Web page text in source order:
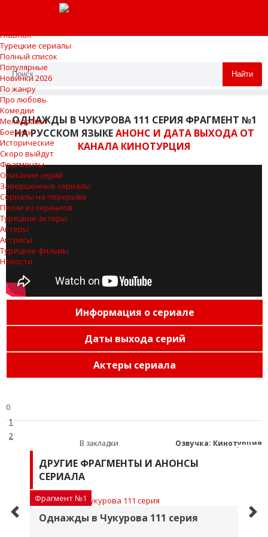
Главная
Турецкие сериалы
Полный список
Популярные
Новинки 2026
По жанру
Про любовь
Комедии
Мелодрамы
Боевики
Исторические
Скоро выйдут
Фрагменты
Описание серий
Завершенные сериалы
Сериалы на перерыве
Песни из сериалов
Турецкие актеры
Актеры
Актрисы
Турецкие фильмы
Новости
Найти
ОДНАЖДЫ В ЧУКУРОВА 111 СЕРИЯ ФРАГМЕНТ №1
НА РУССКОМ ЯЗЫКЕАНОНС И ДАТА ВЫХОДА ОТ
КАНАЛА КИНОТУРЦИЯ
Информация о сериале
Даты выхода серий
Актеры сериала
0
1
2
В закладки Озвучка: Кинотурция
ДРУГИЕ ФРАГМЕНТЫ И АНОНСЫ
СЕРИАЛА
Фрагмент №1
Однажды в Чукурова 111 серия